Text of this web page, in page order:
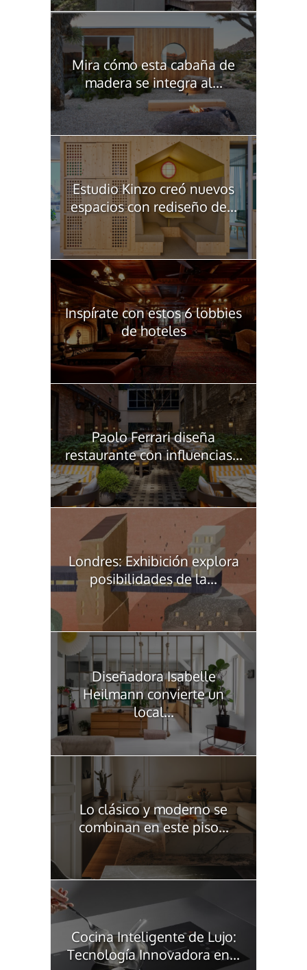
Mira cómo esta cabaña de
madera se integra al...
Estudio Kinzo creó nuevos
espacios con rediseño de...
Inspírate con estos 6 lobbies
de hoteles
Paolo Ferrari diseña
restaurante con influencias...
Londres: Exhibición explora
posibilidades de la...
Diseñadora Isabelle
Heilmann convierte un
local...
Lo clásico y moderno se
combinan en este piso...
Cocina Inteligente de Lujo:
Tecnología Innovadora en...